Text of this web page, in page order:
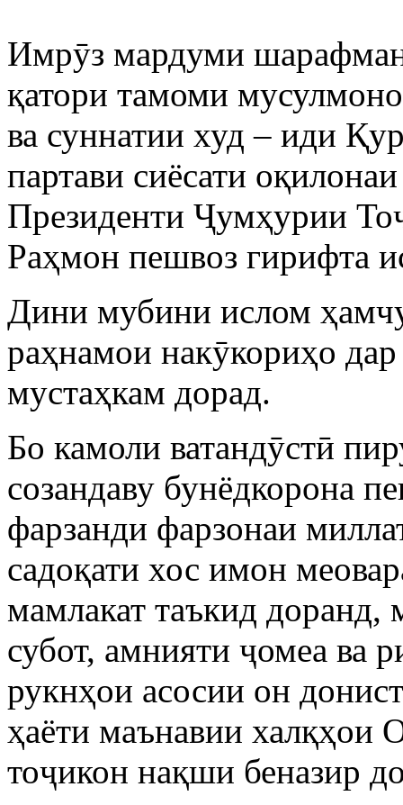
Имрӯз мардуми
қатори тамоми
ва суннатии худ – иди
партави сиёсати
Президенти Ҷумҳурии
Раҳмон пешвоз гирифта
Дини мубини ислом
раҳнамои накӯкориҳо
мустаҳкам дорад.
Бо камоли ватандӯстӣ
созандаву бунёдкорона
фарзанди фарзонаи
садоқати хос имон
мамлакат таъкид доранд,
субот, амнияти ҷомеа
рукнҳои асосии он
ҳаёти маънавии халқҳои
тоҷикон нақши беназир